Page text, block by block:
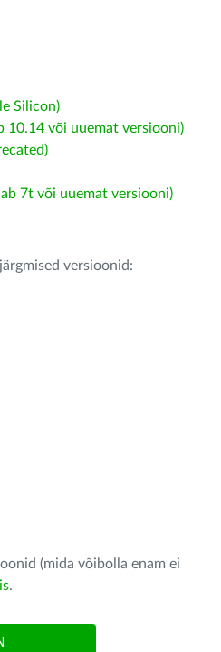
Silicon)
10.14 või uuemat versiooni)
7t või uuemat versiooni)
versioonid:
(mida võibolla enam ei
.